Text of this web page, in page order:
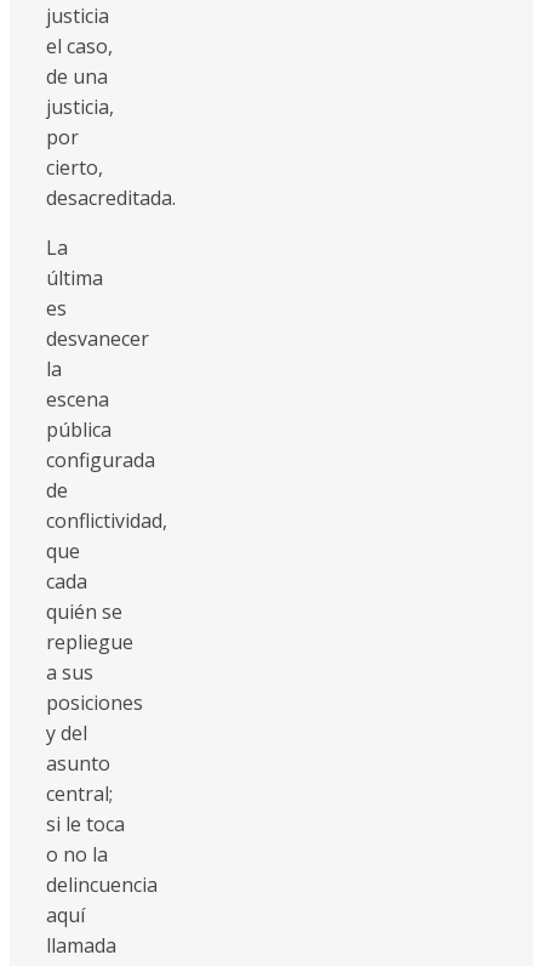
justicia
el caso,
de una
justicia,
por
cierto,
desacreditada.
La
última
es
desvanecer
la
escena
pública
configurada
de
conflictividad,
que
cada
quién se
repliegue
a sus
posiciones
y del
asunto
central;
si le toca
o no la
delincuencia
aquí
llamada